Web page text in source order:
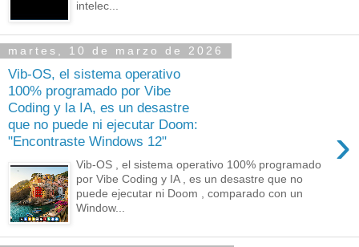
intelec...
martes, 10 de marzo de 2026
Vib-OS, el sistema operativo
100% programado por Vibe
Coding y la IA, es un desastre
que no puede ni ejecutar Doom:
"Encontraste Windows 12"
›
Vib-OS , el sistema operativo 100% programado
por Vibe Coding y IA , es un desastre que no
puede ejecutar ni Doom , comparado con un
Window...